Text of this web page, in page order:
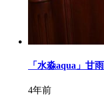
「水淼aqua」甘
4年前